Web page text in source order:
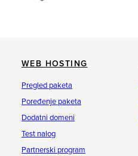
WEB HOSTING
Pregled paketa
Poređenje paketa
Dodatni domeni
Test nalog
Partnerski program